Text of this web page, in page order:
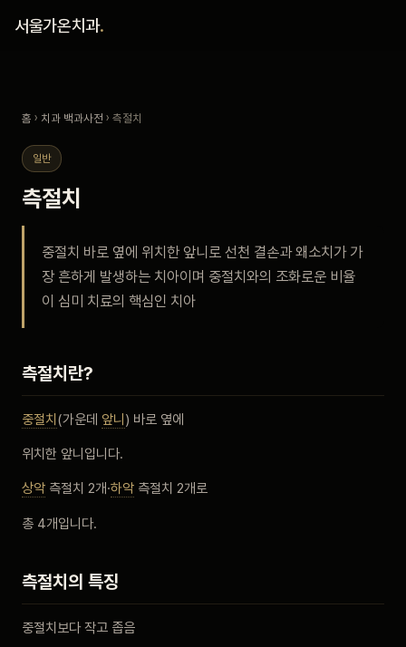
서울가온치과.
진료 안내
안내
비포 애프터
공지사항
치과 백과사전
자주 묻는 질문
회원가입 / 로그인
홈 › 치과 백과사전 › 측절치
일반
측절치
중절치 바로 옆에 위치한 앞니로 선천 결손과 왜소치가 가
장 흔하게 발생하는 치아이며 중절치와의 조화로운 비율
이 심미 치료의 핵심인 치아
측절치란?
중절치 (가운데 앞니 ) 바로 옆에
위치한 앞니입니다.
상악 측절치 2개·하악 측절치 2개로
총 4개입니다.
측절치의 특징
중절치보다 작고 좁음